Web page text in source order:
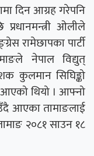
दिन आग्रह गरेपनि
प्रधानमन्त्री ओलीले
रामेछापका पार्टी
नेपाल विद्युत्
कुलमान सिघिङ्को
आएको थियो । आफ्नो
आएका तामाङलाई
२०८१ साउन १८